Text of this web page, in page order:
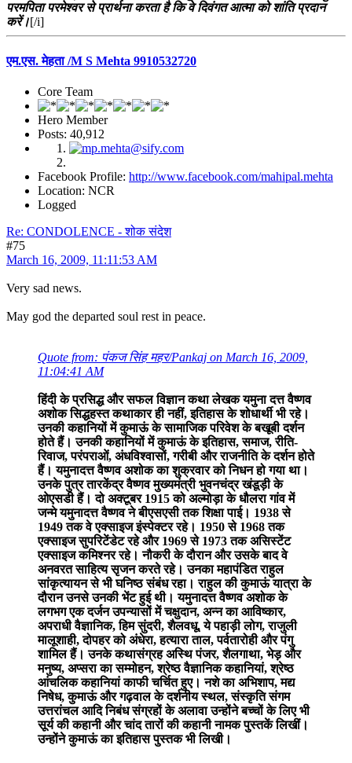
परमपिता परमेश्वर से प्रार्थना करता है कि वे दिवंगत आत्मा को शांति प्रदान
करें।[/i]
एम.एस. मेहता /M S Mehta 9910532720
Core Team
Hero Member
Posts: 40,912
Facebook Profile: http://www.facebook.com/mahipal.mehta
Location: NCR
Logged
Re: CONDOLENCE - शोक संदेश
#75
March 16, 2009, 11:11:53 AM
Very sad news.
May god the departed soul rest in peace.
Quote from: पंकज सिंह महर/Pankaj on March 16, 2009,
11:04:41 AM
हिंदी के प्रसिद्ध और सफल विज्ञान कथा लेखक यमुना दत्त वैष्णव
अशोक सिद्धहस्त कथाकार ही नहीं, इतिहास के शोधार्थी भी रहे।
उनकी कहानियों में कुमाऊं के सामाजिक परिवेश के बखूबी दर्शन
होते हैं। उनकी कहानियों में कुमाऊं के इतिहास, समाज, रीति-
रिवाज, परंपराओं, अंधविश्वासों, गरीबी और राजनीति के दर्शन होते
हैं। यमुनादत्त वैष्णव अशोक का शुक्रवार को निधन हो गया था।
उनके पुत्र तारकेंद्र वैष्णव मुख्यमंत्री भुवनचंद्र खंडूड़ी के
ओएसडी हैं। दो अक्टूबर 1915 को अल्मोड़ा के धौलरा गांव में
जन्मे यमुनादत्त वैष्णव ने बीएसएसी तक शिक्षा पाई। 1938 से
1949 तक वे एक्साइज इंस्पेक्टर रहे। 1950 से 1968 तक
एक्साइज सुपरिटेंडेट रहे और 1969 से 1973 तक असिस्टेंट
एक्साइज कमिश्नर रहे। नौकरी के दौरान और उसके बाद वे
अनवरत साहित्य सृजन करते रहे। उनका महापंडित राहुल
सांकृत्यायन से भी घनिष्ठ संबंध रहा। राहुल की कुमाऊं यात्रा के
दौरान उनसे उनकी भेंट हुई थी। यमुनादत्त वैष्णव अशोक के
लगभग एक दर्जन उपन्यासों में चक्षुदान, अन्न का आविष्कार,
अपराधी वैज्ञानिक, हिम सुंदरी, शैलवधू, ये पहाड़ी लोग, राजुली
मालूशाही, दोपहर को अंधेरा, हत्यारा ताल, पर्वतारोही और पंगु
शामिल हैं। उनके कथासंग्रह अस्थि पंजर, शैलगाथा, भेड़ और
मनुष्य, अप्सरा का सम्मोहन, श्रेष्ठ वैज्ञानिक कहानियां, श्रेष्ठ
आंचलिक कहानियां काफी चर्चित हुए। नशे का अभिशाप, मद्य
निषेध, कुमाऊं और गढ़वाल के दर्शनीय स्थल, संस्कृति संगम
उत्तरांचल आदि निबंध संग्रहों के अलावा उन्होंने बच्चों के लिए भी
सूर्य की कहानी और चांद तारों की कहानी नामक पुस्तकें लिखीं।
उन्होंने कुमाऊं का इतिहास पुस्तक भी लिखी।